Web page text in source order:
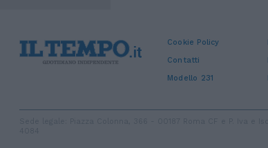
Cookie Policy
Contatti
Modello 231